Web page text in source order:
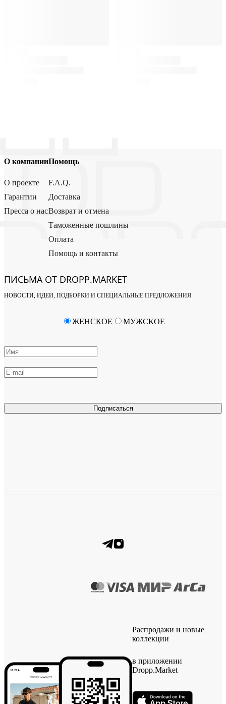
О компании
О проекте
Гарантии
Пресса о нас
Помощь
F.A.Q.
Доставка
Возврат и отмена
Таможенные пошлины
Оплата
Помощь и контакты
ПИСЬМА ОТ DROPP.MARKET
НОВОСТИ, ИДЕИ, ПОДБОРКИ И СПЕЦИАЛЬНЫЕ ПРЕДЛОЖЕНИЯ
Подписаться
ЖЕНСКОЕ МУЖСКОЕ
Распродажи и новые
коллекции
в приложении
Dropp.Market